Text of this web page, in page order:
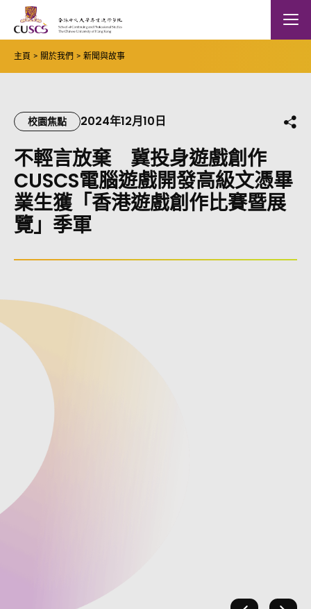
Skip to main content
The Chinese Univeristy of hong Kong Mobile
主頁 關於我們 新聞與故事
校園焦點 2024年12月10日 分
不輕言放棄 冀投身遊戲創作
CUSCS電腦遊戲開發高級文憑畢
業生獲「香港遊戲創作比賽暨展
覽」季軍